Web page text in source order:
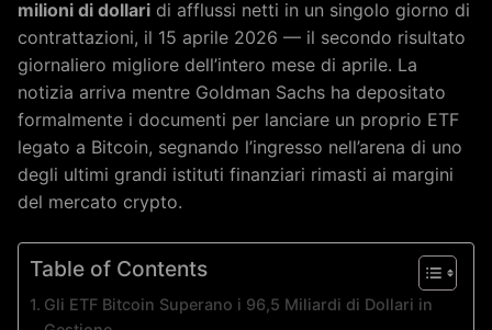
milioni di dollari di afflussi netti in un singolo giorno di
contrattazioni, il 15 aprile 2026 — il secondo risultato
giornaliero migliore dell’intero mese di aprile. La
notizia arriva mentre Goldman Sachs ha depositato
formalmente i documenti per lanciare un proprio ETF
legato a Bitcoin, segnando l’ingresso nell’arena di uno
degli ultimi grandi istituti finanziari rimasti ai margini
del mercato crypto.
Table of Contents
Gli ETF Bitcoin Superano i 96,5 Miliardi di Dollari in